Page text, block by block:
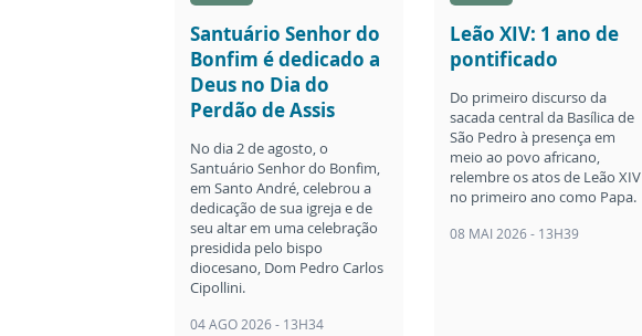
Santuário Senhor do
Bonfim é dedicado a
Deus no Dia do
Perdão de Assis
No dia 2 de agosto, o
Santuário Senhor do Bonfim,
em Santo André, celebrou a
dedicação de sua igreja e de
seu altar em uma celebração
presidida pelo bispo
diocesano, Dom Pedro Carlos
Cipollini.
04 AGO 2026 - 13H34
Leão XIV: 1 ano de
pontificado
Do primeiro discurso da
sacada central da Basílica de
São Pedro à presença em
meio ao povo africano,
relembre os atos de Leão XIV
no primeiro ano como Papa.
08 MAI 2026 - 13H39